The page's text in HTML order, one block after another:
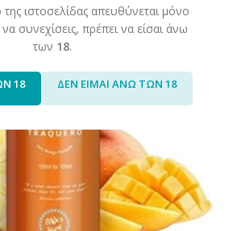
ιστοσελίδας απευθύνεται μόνο
να συνεχίσεις, πρέπει να είσαι άνω
των 18.
18 ΔΕΝ ΕΙΜΑΙ ΑΝΩ ΤΩΝ 18